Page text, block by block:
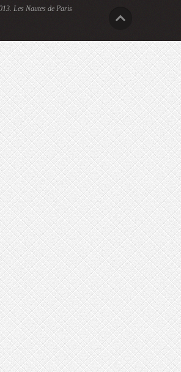
Les Nautes de Paris